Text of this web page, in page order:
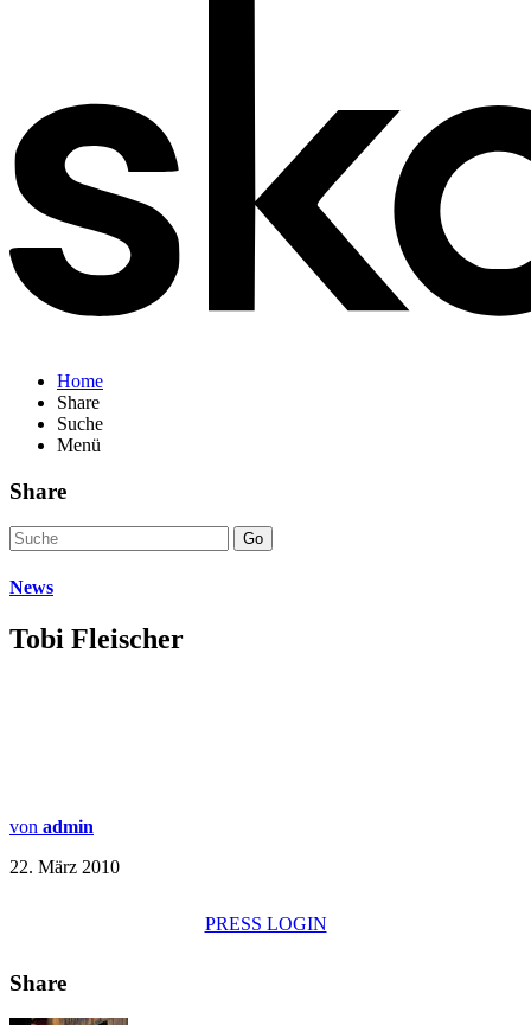
Home
Share
Suche
Menü
Share
Go
News
Tobi Fleischer
von admin
22. März 2010
PRESS LOGIN
Share